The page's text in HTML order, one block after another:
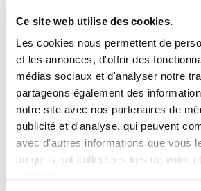
Ce site web utilise des cookies.
Les cookies nous permettent de
et les annonces, d'offrir des
médias sociaux et d'analyser notre
partageons également des
notre site avec nos partenaires de
publicité et d'analyse, qui peuvent
avec d'autres informations que vous
ou qu'ils ont collectées lors de votre
Toutes les deux passionnées et
d’intérieur et décoration, elles vous
et vous immergent dans l’univers et
l’accompagnement Quadro : un
duquel vivre le sur-mesure prend
Belle réussite à elles dans la
projets déjà créés depuis début